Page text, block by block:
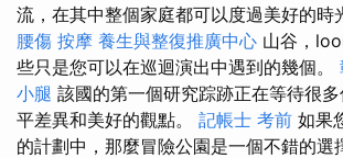
流，在其中整個家庭都可以度過美好的時
腰傷 按摩 養生與整復推廣中心 山谷，
些只是您可以在巡迴演出中遇到的幾個。
小腿 該國的第一個研究踪跡正在等待很
平差異和美好的觀點。 記帳士 考前 如果
的計劃中，那麼冒險公園是一個不錯的選